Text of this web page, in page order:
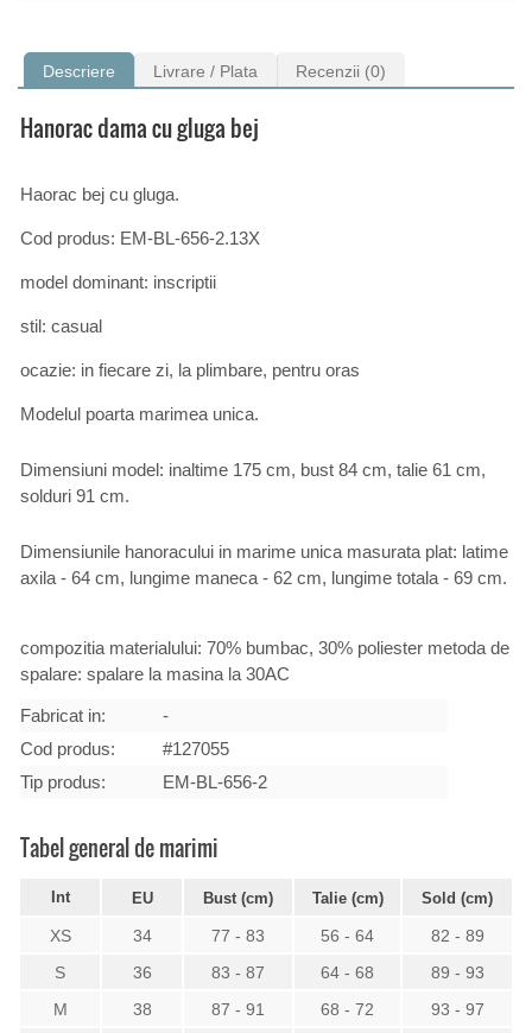
Descriere Livrare / Plata Recenzii (0)
Hanorac dama cu gluga bej
Haorac bej cu gluga.
Cod produs: EM-BL-656-2.13X
model dominant: inscriptii
stil: casual
ocazie: in fiecare zi, la plimbare, pentru oras
Modelul poarta marimea unica.
Dimensiuni model: inaltime 175 cm, bust 84 cm, talie 61 cm,
solduri 91 cm.
Dimensiunile hanoracului in marime unica masurata plat: latime
axila - 64 cm, lungime maneca - 62 cm, lungime totala - 69 cm.
compozitia materialului: 70% bumbac, 30% poliester metoda de
spalare: spalare la masina la 30AC
Fabricat in:
-
Cod produs:
#127055
Tip produs:
EM-BL-656-2
Tabel general de marimi
Int EU Bust (cm) Talie (cm) Sold (cm)
XS 34 77 - 83 56 - 64
82 - 89
S
36 83 - 87 64 - 68
89 - 93
M
38 87 - 91 68 - 72 93 - 97